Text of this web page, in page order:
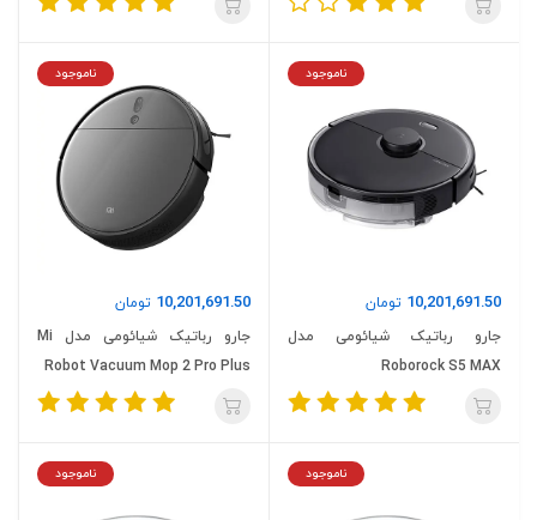
10,201,691.50 تومان
ناموجود
جارو رباتیک شیائومی مدل
Roborock S5 MAX
10,201,691.50 تومان
ناموجود
جارو رباتیک شیائومی مدل Mi
Robot Vacuum Mop 2 Pro Plus
ناموجود ناموجود